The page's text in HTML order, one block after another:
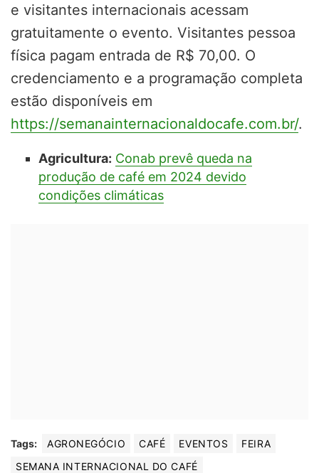
e visitantes internacionais acessam
gratuitamente o evento. Visitantes pessoa
física pagam entrada de R$ 70,00. O
credenciamento e a programação completa
estão disponíveis em
https://semanainternacionaldocafe.com.br/.
Agricultura: Conab prevê queda na
produção de café em 2024 devido
condições climáticas
Tags: AGRONEGÓCIO CAFÉ EVENTOS
FEIRA
SEMANA INTERNACIONAL DO CAFÉ